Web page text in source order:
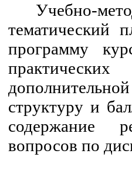
Учебно-
тематический
программу
структуру и
содержание
вопросов по